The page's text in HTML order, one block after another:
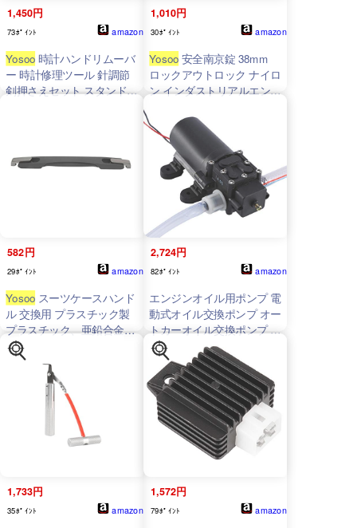
1,450円
73ﾎﾟｲﾝﾄ amazon
Yosoo 時計ハンドリムーバ
ー 時計修理ツール 針調節
剣押さえセット スタンド式
1,010円
30ﾎﾟｲﾝﾄ amazon
Yosoo 安全南京錠 38mm
ロックアウトロック ナイロ
ン インダストリアルエンジ
ィ 防塵装置 安全南京錠セ
ット ロックアウトタグアウ
トキット 建設現場用キー2
個付き (黄色)
582円
29ﾎﾟｲﾝﾄ amazon
Yosoo スーツケースハンド
ル 交換用 プラスチック製
プラスチック、亜鉛合金構
造 ブラック
2,724円
82ﾎﾟｲﾝﾄ amazon
エンジンオイル用ポンプ 電
動式オイル交換ポンプ オー
トカーオイル交換ポンプ 車
両洗浄 オイル チェンジャ
ー オン/オフ電源スイッチ
12V60W 産業機器で広く使
用
1,733円
35ﾎﾟｲﾝﾄ amazon
1,572円
79ﾎﾟｲﾝﾄ amazon